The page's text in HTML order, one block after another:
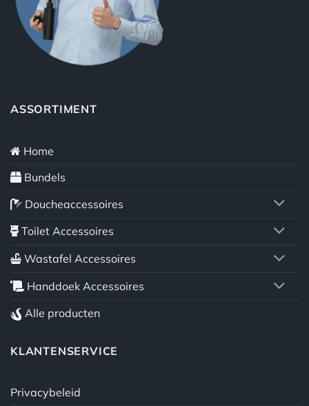
ASSORTIMENT
Home
Bundels
Doucheaccessoires
Toilet Accessoires
Wastafel Accessoires
Handdoek Accessoires
Alle producten
KLANTENSERVICE
Privacybeleid